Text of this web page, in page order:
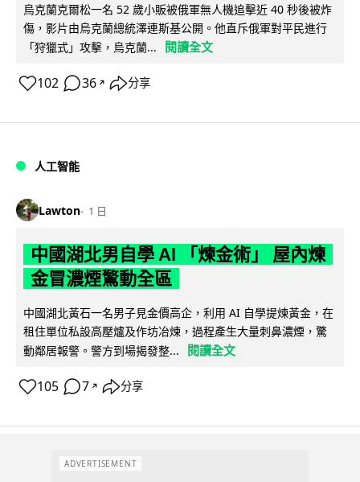
烏克蘭克爾松一名 52 歲小販被俄軍無人機追擊近 40 秒後被炸
傷，影片由烏克蘭總統澤連斯基公開。他直斥俄軍對平民進行
「狩獵式」攻擊，烏克蘭...
閱讀全文
102 36 ↗ 分享
人工智能
Lawton 1 日
中國湖北男自學 AI 「煉金術」 屋內煉
金冒濃煙驚動全區
中國湖北黃石一名男子見金價高企，利用 AI 自學提煉黃金，在
租住單位私設高壓爐及作坊冶煉，過程產生大量刺鼻濃煙，驚
動鄰居報警。警方到場揭發整...
閱讀全文
105 7 ↗ 分享
ADVERTISEMENT